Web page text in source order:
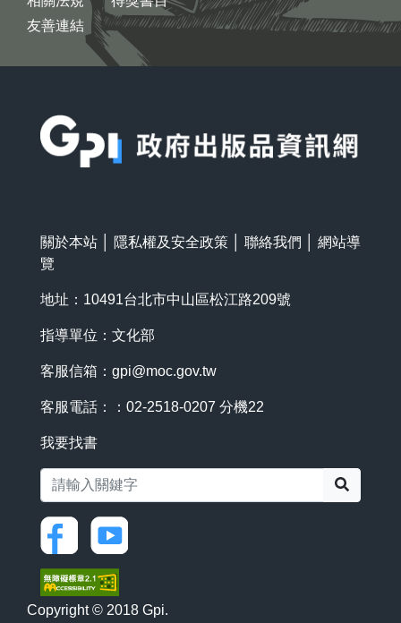
友善連結
關於本站 隱私權及安全政策 聯絡我們
網站導
覽
地址：10491台北市中山區松江路209號
指導單位：文化部
客服信箱： gpi@moc.gov.tw
客服電話：：02-2518-0207 分機22
我要找書
Copyright © 2018 Gpi.